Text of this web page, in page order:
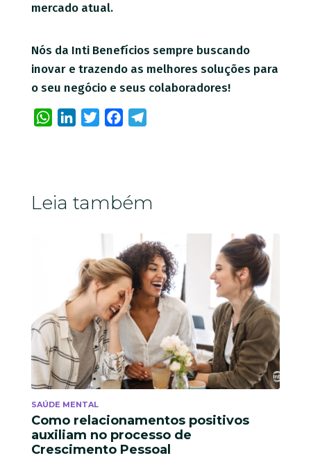
mercado atual.
Nós da Inti Benefícios sempre buscando
inovar e trazendo as melhores soluções para
o seu negócio e seus colaboradores!
WhatsApp
LinkedInTwitterFacebook
Leia também
SAÚDE MENTAL
Como relacionamentos positivos
auxiliam no processo de
Crescimento Pessoal